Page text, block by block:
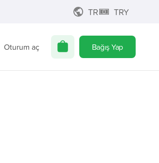
TR TRY
Oturum aç Bağış Yap